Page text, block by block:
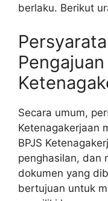
berlaku. Berikut
Pengajuan
Secara umum,
Ketenagakerjaan
BPJS
penghasilan, dan
dokumen yang
bertujuan untuk